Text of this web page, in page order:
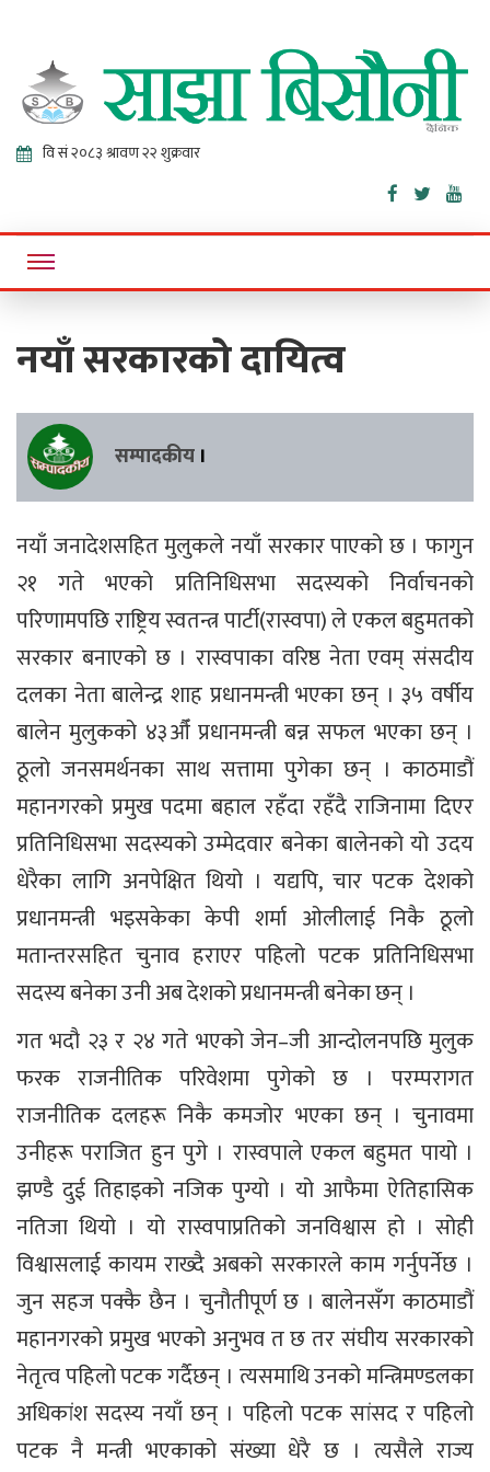
Sajha
Bisaunee
Online News Portal
नयाँ सरकारको दायित्व
सम्पादकीय ।
नयाँ जनादेशसहित मुलुकले नयाँ सरकार पाएको छ । फागुन
२१ गते भएको प्रतिनिधिसभा सदस्यको निर्वाचनको
परिणामपछि राष्ट्रिय स्वतन्त्र पार्टी(रास्वपा) ले एकल बहुमतको
सरकार बनाएको छ । रास्वपाका वरिष्ठ नेता एवम् संसदीय
दलका नेता बालेन्द्र शाह प्रधानमन्त्री भएका छन् । ३५ वर्षीय
बालेन मुलुकको ४३औँ प्रधानमन्त्री बन्न सफल भएका छन् ।
ठूलो जनसमर्थनका साथ सत्तामा पुगेका छन् । काठमाडौं
महानगरको प्रमुख पदमा बहाल रहँदा रहँदै राजिनामा दिएर
प्रतिनिधिसभा सदस्यको उम्मेदवार बनेका बालेनको यो उदय
धेरैका लागि अनपेक्षित थियो । यद्यपि, चार पटक देशको
प्रधानमन्त्री भइसकेका केपी शर्मा ओलीलाई निकै ठूलो
मतान्तरसहित चुनाव हराएर पहिलो पटक प्रतिनिधिसभा
सदस्य बनेका उनी अब देशको प्रधानमन्त्री बनेका छन् ।
गत भदौ २३ र २४ गते भएको जेन–जी आन्दोलनपछि मुलुक
फरक राजनीतिक परिवेशमा पुगेको छ । परम्परागत
राजनीतिक दलहरू निकै कमजोर भएका छन् । चुनावमा
उनीहरू पराजित हुन पुगे । रास्वपाले एकल बहुमत पायो ।
झण्डै दुई तिहाइको नजिक पुग्यो । यो आफैमा ऐतिहासिक
नतिजा थियो । यो रास्वपाप्रतिको जनविश्वास हो । सोही
विश्वासलाई कायम राख्दै अबको सरकारले काम गर्नुपर्नेछ ।
जुन सहज पक्कै छैन । चुनौतीपूर्ण छ । बालेनसँग काठमाडौं
महानगरको प्रमुख भएको अनुभव त छ तर संघीय सरकारको
नेतृत्व पहिलो पटक गर्दैछन् । त्यसमाथि उनको मन्त्रिमण्डलका
अधिकांश सदस्य नयाँ छन् । पहिलो पटक सांसद र पहिलो
पटक नै मन्त्री भएकाको संख्या धेरै छ । त्यसैले राज्य